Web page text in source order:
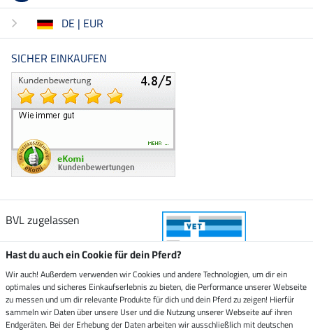
DE | EUR
SICHER EINKAUFEN
BVL zugelassen
Zustellung durch
Sicher bezahlen mit
Hast du auch ein Cookie für dein Pferd?
Wir auch! Außerdem verwenden wir Cookies und andere Technologien, um dir ein
optimales und sicheres Einkaufserlebnis zu bieten, die Performance unserer Webseite
zu messen und um dir relevante Produkte für dich und dein Pferd zu zeigen! Hierfür
sammeln wir Daten über unsere User und die Nutzung unserer Webseite auf ihren
Endgeräten. Bei der Erhebung der Daten arbeiten wir ausschließlich mit deutschen